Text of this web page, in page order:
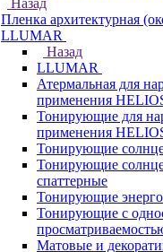
Назад
Пленка архитектурная
LLUMAR
Назад
LLUMAR
Атермальная для
применения
Тонирующие для
применения
Тонирующие
Тонирующие
спаттерные
Тонирующие
Тонирующие с
Матовые и